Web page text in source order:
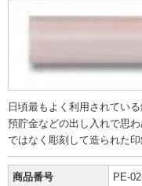
日頃最もよく利用されている
預貯金などの出し入れで思
ではなく彫刻して造られた印
商品番号 PE-